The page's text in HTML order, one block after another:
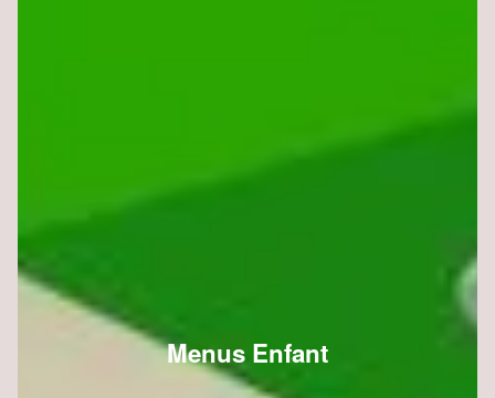
Menus Enfant